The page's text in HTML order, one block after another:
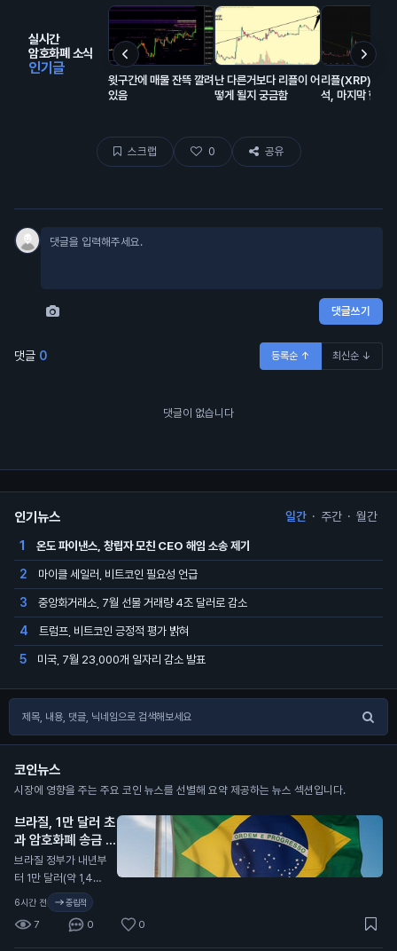
실시간
암호화폐 소식
인기글
윗구간에 매물 잔뜩 깔려
있음
난 다른거보다 리플이 어
떻게 될지 궁금함
리플(XRP) 초특
석, 마지막 한번
스크랩 0 공유
댓글쓰기
댓글 0 등록순 ↑ 최신순 ↓
댓글이 없습니다
인기뉴스 일간 · 주간 · 월간
1 온도 파이낸스, 창립자 모친 CEO 해임 소송 제기
2 마이클 세일러, 비트코인 필요성 언급
3 중앙화거래소, 7월 선물 거래량 4조 달러로 감소
4 트럼프, 비트코인 긍정적 평가 밝혀
5 미국, 7월 23,000개 일자리 감소 발표
코인뉴스
시장에 영향을 주는 주요 코인 뉴스를 선별해 요약 제공하는 뉴스 섹션입니다.
브라질, 1만 달러 초
과 암호화폐 송금 지
연 발표
N
브라질 정부가 내년부
터 1만 달러(약 1,400
만 원) 이상의 암호화
폐 송금을 최대 24시
간 지연시키기로 했습
6시간 전 중립적
7 0 0